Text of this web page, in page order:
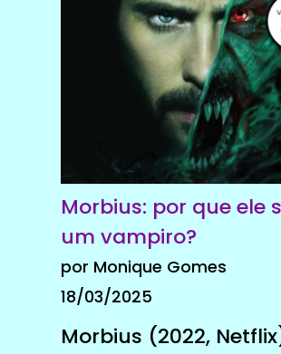
Morbius: por que ele
um vampiro?
por Monique Gomes
18/03/2025
Morbius (2022,